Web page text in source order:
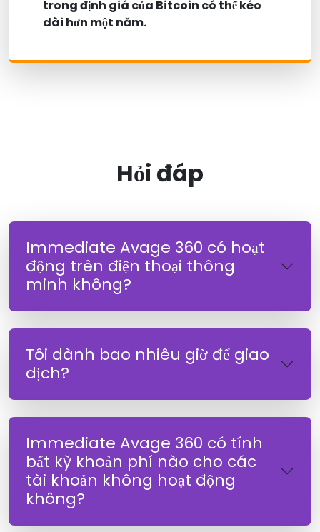
trong định giá của Bitcoin có thể kéo
dài hơn một năm.
Hỏi đáp
Immediate Avage 360 có hoạt
động trên điện thoại thông
minh không?
Tôi dành bao nhiêu giờ để giao
dịch?
Immediate Avage 360 có tính
bất kỳ khoản phí nào cho các
tài khoản không hoạt động
không?